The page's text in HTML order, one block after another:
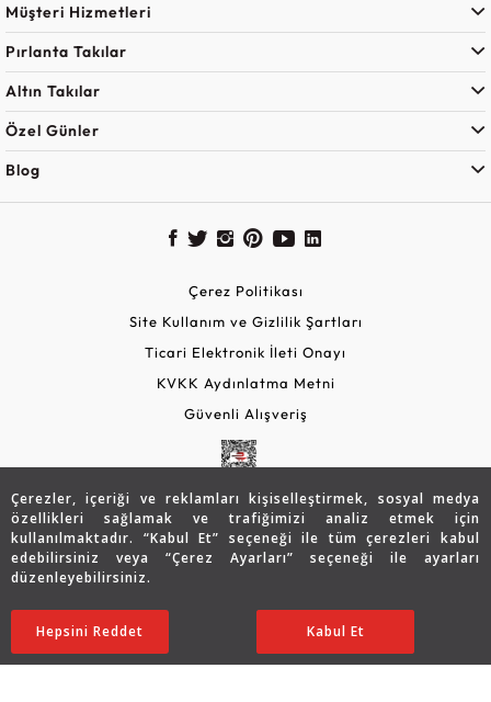
Çerezler, içeriği ve reklamları kişiselleştirmek, sosyal medya
özellikleri sağlamak ve trafiğimizi analiz etmek için
kullanılmaktadır. “Kabul Et” seçeneği ile tüm çerezleri kabul
edebilirsiniz veya “Çerez Ayarları” seçeneği ile ayarları
düzenleyebilirsiniz.
Ayarları Düzenle
Hepsini Reddet Kabul Et
194.398 TL
136.052TL SATIN ALIN
Müşteri Hizmetleri
Pırlanta Takılar
Altın Takılar
Özel Günler
Blog
Çerez Politikası
Site Kullanım ve Gizlilik Şartları
Ticari Elektronik İleti Onayı
KVKK Aydınlatma Metni
Güvenli Alışveriş
Copyright © 2026 Assos Pırlanta - Bu sitenin tüm hakları